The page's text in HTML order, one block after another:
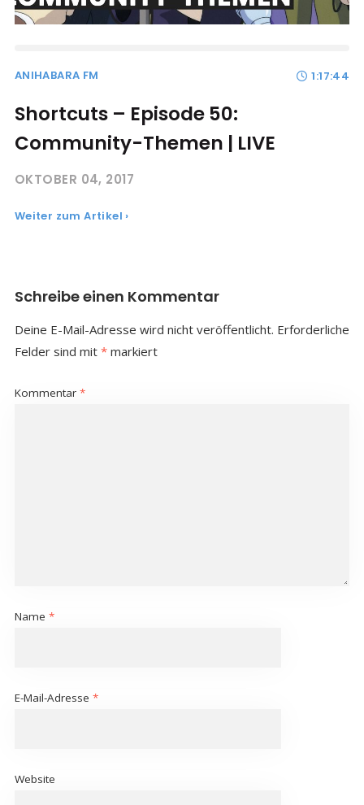
ANIHABARA FM 1:17:44
Shortcuts – Episode 50:
Community-Themen | LIVE
OKTOBER 04, 2017
Weiter zum Artikel ›
Schreibe einen Kommentar
Deine E-Mail-Adresse wird nicht veröffentlicht. Erforderliche
Felder sind mit *markiert
Kommentar *
Name *
E-Mail-Adresse *
Website